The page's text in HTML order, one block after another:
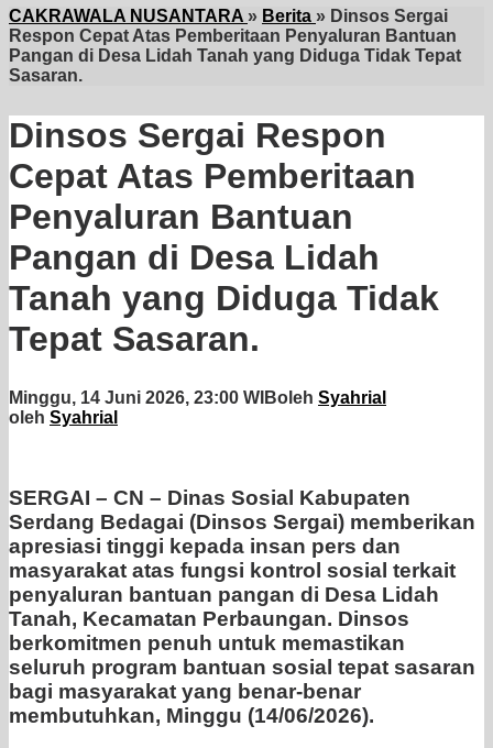
CAKRAWALA NUSANTARA » Berita » Dinsos Sergai
Respon Cepat Atas Pemberitaan Penyaluran Bantuan
Pangan di Desa Lidah Tanah yang Diduga Tidak Tepat
Sasaran.
Dinsos Sergai Respon
Cepat Atas Pemberitaan
Penyaluran Bantuan
Pangan di Desa Lidah
Tanah yang Diduga Tidak
Tepat Sasaran.
Minggu, 14 Juni 2026, 23:00 WIBoleh Syahrial
oleh Syahrial
SERGAI – CN – Dinas Sosial Kabupaten
Serdang Bedagai (Dinsos Sergai) memberikan
apresiasi tinggi kepada insan pers dan
masyarakat atas fungsi kontrol sosial terkait
penyaluran bantuan pangan di Desa Lidah
Tanah, Kecamatan Perbaungan. Dinsos
berkomitmen penuh untuk memastikan
seluruh program bantuan sosial tepat sasaran
bagi masyarakat yang benar-benar
membutuhkan, Minggu (14/06/2026).